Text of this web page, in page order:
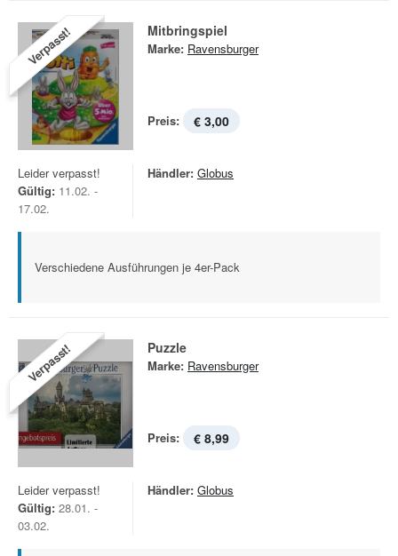
Verpasst! Mitbringspiel
Marke: Ravensburger
Preis: € 3,00
Leider verpasst!
Gültig: 11.02. -
17.02.
Händler: Globus
Verschiedene Ausführungen je 4er-Pack
Verpasst! Puzzle
Marke: Ravensburger
Preis: € 8,99
Leider verpasst!
Gültig: 28.01. -
03.02.
Händler: Globus